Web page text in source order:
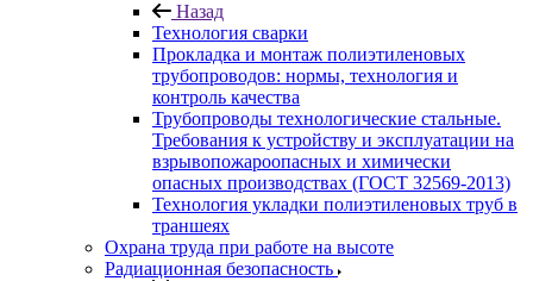
Назад
Технология сварки
Прокладка и монтаж полиэтиленовых
трубопроводов: нормы, технология и
контроль качества
Трубопроводы технологические стальные.
Требования к устройству и эксплуатации на
взрывопожароопасных и химически
опасных производствах (ГОСТ 32569-2013)
Технология укладки полиэтиленовых труб в
траншеях
Охрана труда при работе на высоте
Радиационная безопасность